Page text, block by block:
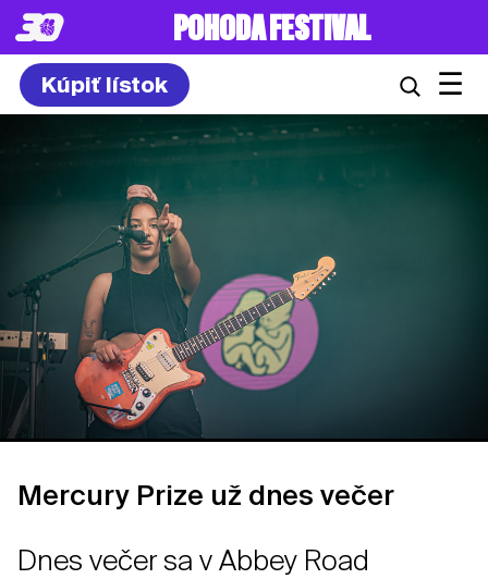
POHODA FESTIVAL
Kúpiť lístok ☰
Mercury Prize už dnes večer
Dnes večer sa v Abbey Road